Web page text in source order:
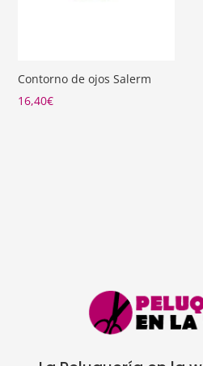
Contorno de ojos Salerm
16,40€